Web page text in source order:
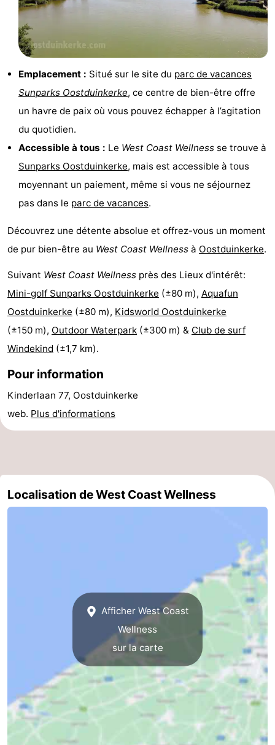
manger
Événements
Pratiques
Forum
Tram
Adresses
Médicales
Région
Bruges
-
Gand
-
Ypres
La
côte
-
Het
Knokke-
-
Blankenberge
-
Oostduinkerke
Koksijde
-
La
-
Emplacement : Situé sur le site du parc de vacances
Sunparks Oostduinkerke, ce centre de bien-être offre
un havre de paix où vous pouvez échapper à l’agitation
du quotidien.
Accessible à tous : Le West Coast Wellness se trouve à
Sunparks Oostduinkerke, mais est accessible à tous
moyennant un paiement, même si vous ne séjournez
pas dans le parc de vacances.
Découvrez une détente absolue et offrez-vous un moment
de pur bien-être au West Coast Wellness à Oostduinkerke.
Suivant West Coast Wellness près des Lieux d'intérêt:
Mini-golf Sunparks Oostduinkerke (±80 m), Aquafun
Oostduinkerke (±80 m), Kidsworld Oostduinkerke
(±150 m), Outdoor Waterpark (±300 m) & Club de surf
Windekind (±1,7 km).
Pour information
Kinderlaan 77, Oostduinkerke
web. Plus d'informations
Localisation de West Coast Wellness
Afficher West Coast
Wellness
sur la carte